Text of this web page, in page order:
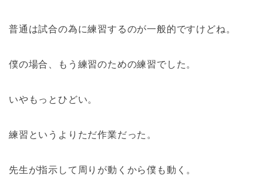
普通は試合の為に練習するのが一般的ですけどね。
僕の場合、もう練習のための練習でした。
いやもっとひどい。
練習というよりただ作業だった。
先生が指示して周りが動くから僕も動く。